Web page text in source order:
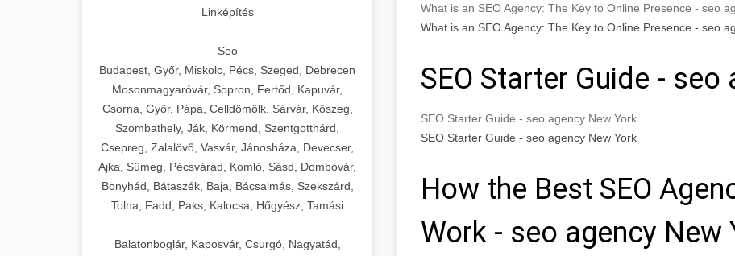
Linképítés
Seo
Budapest, Győr, Miskolc, Pécs, Szeged, Debrecen
Mosonmagyaróvár, Sopron, Fertőd, Kapuvár,
Csorna, Győr, Pápa, Celldömölk, Sárvár, Kőszeg,
Szombathely, Ják, Körmend, Szentgotthárd,
Csepreg, Zalalövő, Vasvár, Jánosháza, Devecser,
Ajka, Sümeg, Pécsvárad, Komló, Sásd, Dombóvár,
Bonyhád, Bátaszék, Baja, Bácsalmás, Szekszárd,
Tolna, Fadd, Paks, Kalocsa, Hőgyész, Tamási
Balatonboglár, Kaposvár, Csurgó, Nagyatád,
What is an SEO Agency: The Key to Online Presence - seo
What is an SEO Agency: The Key to Online Presence - seo
SEO Starter Guide - seo
SEO Starter Guide - seo agency New York
SEO Starter Guide - seo agency New York
How the Best SEO
Work - seo agency New